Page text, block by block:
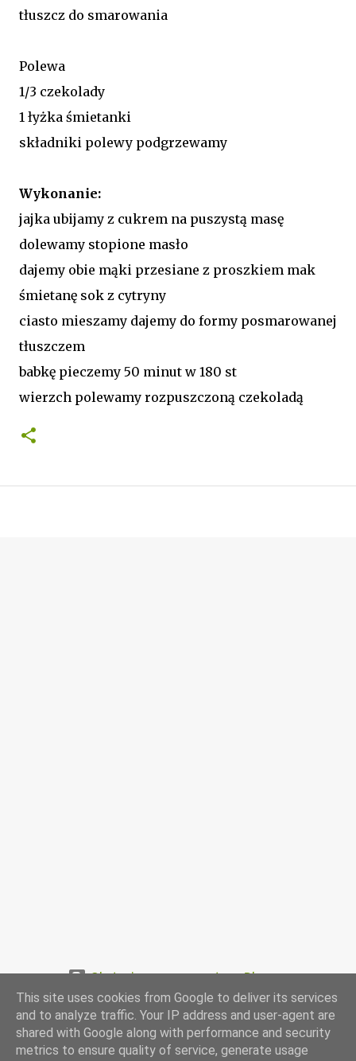
tłuszcz do smarowania
Polewa
1/3 czekolady
1 łyżka śmietanki
składniki polewy podgrzewamy
Wykonanie:
jajka ubijamy z cukrem na puszystą masę
dolewamy stopione masło
dajemy obie mąki przesiane z proszkiem mak
śmietanę sok z cytryny
ciasto mieszamy dajemy do formy posmarowanej
tłuszczem
babkę pieczemy 50 minut w 180 st
wierzch polewamy rozpuszczoną czekoladą
Obsługiwane przez usługę Blogger
www.przepismamy.pl
This site uses cookies from Google to deliver its services
and to analyze traffic. Your IP address and user-agent are
shared with Google along with performance and security
metrics to ensure quality of service, generate usage